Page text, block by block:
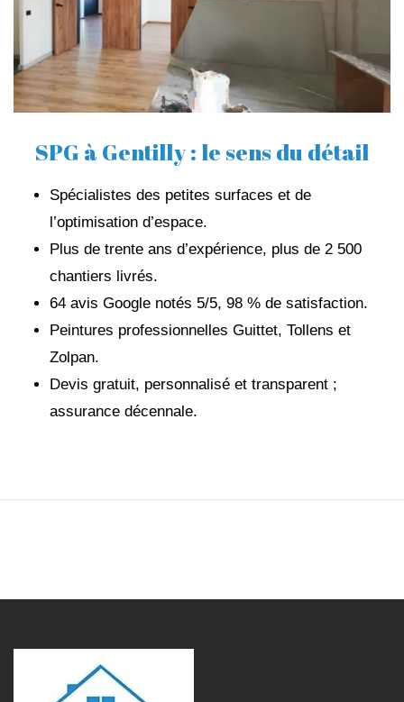
SPG à Gentilly : le sens du détail
Spécialistes des petites surfaces et de
l’optimisation d’espace.
Plus de trente ans d’expérience, plus de 2 500
chantiers livrés.
64 avis Google notés 5/5, 98 % de satisfaction.
Peintures professionnelles Guittet, Tollens et
Zolpan.
Devis gratuit, personnalisé et transparent ;
assurance décennale.